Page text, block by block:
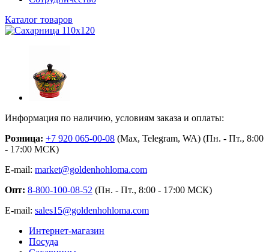
Каталог товаров
Информация по наличию, условиям заказа и оплаты:
Розница: +7 920 065-00-08 (Max, Telegram, WA) (Пн. - Пт., 8:00
- 17:00 МСК)
E-mail: market@goldenhohloma.com
Опт: 8-800-100-08-52 (Пн. - Пт., 8:00 - 17:00 МСК)
E-mail: sales15@goldenhohloma.com
Интернет-магазин
Посуда